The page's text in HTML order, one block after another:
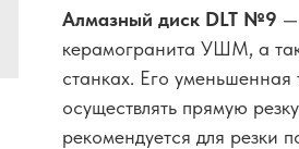
Алмазный диск DLT №9 —
керамогранита УШМ, а
станках. Его
осуществлять прямую
рекомендуется для резки